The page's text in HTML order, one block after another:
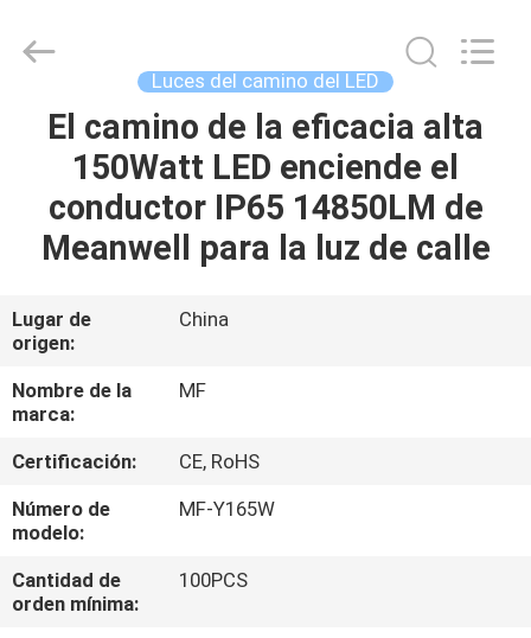
HOGAR
PRODUCTOS
SOBRE
NOSOTROS
VIAJE
DE
LA
FÁBRICA
Ming
Feng
Luces del camino del LED
El camino de la eficacia alta
150Watt LED enciende el
conductor IP65 14850LM de
Meanwell para la luz de calle
Lugar de
origen:
China
Nombre de la
marca:
MF
Certificación:
CE, RoHS
Número de
modelo:
MF-Y165W
Cantidad de
orden mínima:
100PCS